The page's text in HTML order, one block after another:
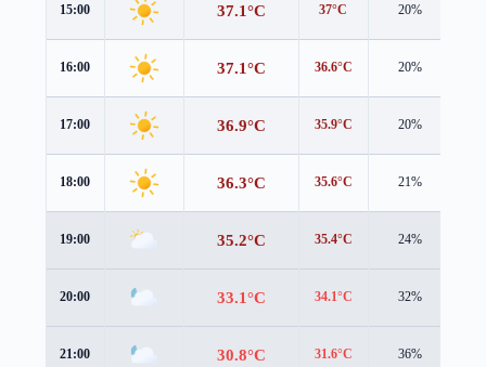
15:00 37.1°C 37°C 20%
16:00 37.1°C 36.6°C 20%
17:00 36.9°C 35.9°C 20%
18:00 36.3°C 35.6°C 21%
19:00 35.2°C 35.4°C 24%
20:00 33.1°C 34.1°C 32%
21:00 30.8°C 31.6°C 36%